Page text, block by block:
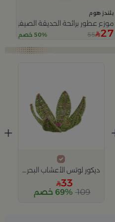
بلندز هوم
موزع عطور برائحة الحديقة الصيفية 150 مل
27
55 50% خصم
ديكور لوتس الأعشاب البحرية من اورورا
33
109 69% خصم
+